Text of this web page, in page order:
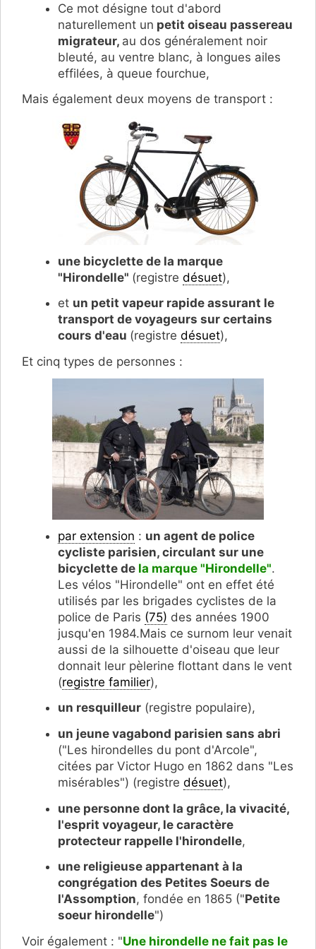
Ce mot désigne tout d'abord
naturellement un petit oiseau passereau
migrateur, au dos généralement noir
bleuté, au ventre blanc, à longues ailes
effilées, à queue fourchue,
Mais également deux moyens de transport :
une bicyclette de la marque
"Hirondelle" (registre désuet),
et un petit vapeur rapide assurant le
transport de voyageurs sur certains
cours d'eau (registre désuet),
Et cinq types de personnes :
par extension : un agent de police
cycliste parisien, circulant sur une
bicyclette de la marque "Hirondelle".
Les vélos "Hirondelle" ont en effet été
utilisés par les brigades cyclistes de la
police de Paris (75) des années 1900
jusqu'en 1984.Mais ce surnom leur venait
aussi de la silhouette d'oiseau que leur
donnait leur pèlerine flottant dans le vent
(registre familier),
un resquilleur (registre populaire),
un jeune vagabond parisien sans abri
("Les hirondelles du pont d'Arcole",
citées par Victor Hugo en 1862 dans "Les
misérables") (registre désuet),
une personne dont la grâce, la vivacité,
l'esprit voyageur, le caractère
protecteur rappelle l'hirondelle,
une religieuse appartenant à la
congrégation des Petites Soeurs de
l'Assomption, fondée en 1865 ("Petite
soeur hirondelle")
Voir également : "Une hirondelle ne fait pas le